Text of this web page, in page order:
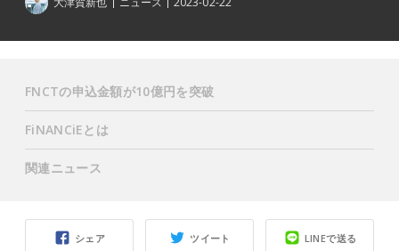
シェア ツイート LINEで送る
FNCTの申込金額が10億円を突破
FiNANCiEとは
関連ニュース